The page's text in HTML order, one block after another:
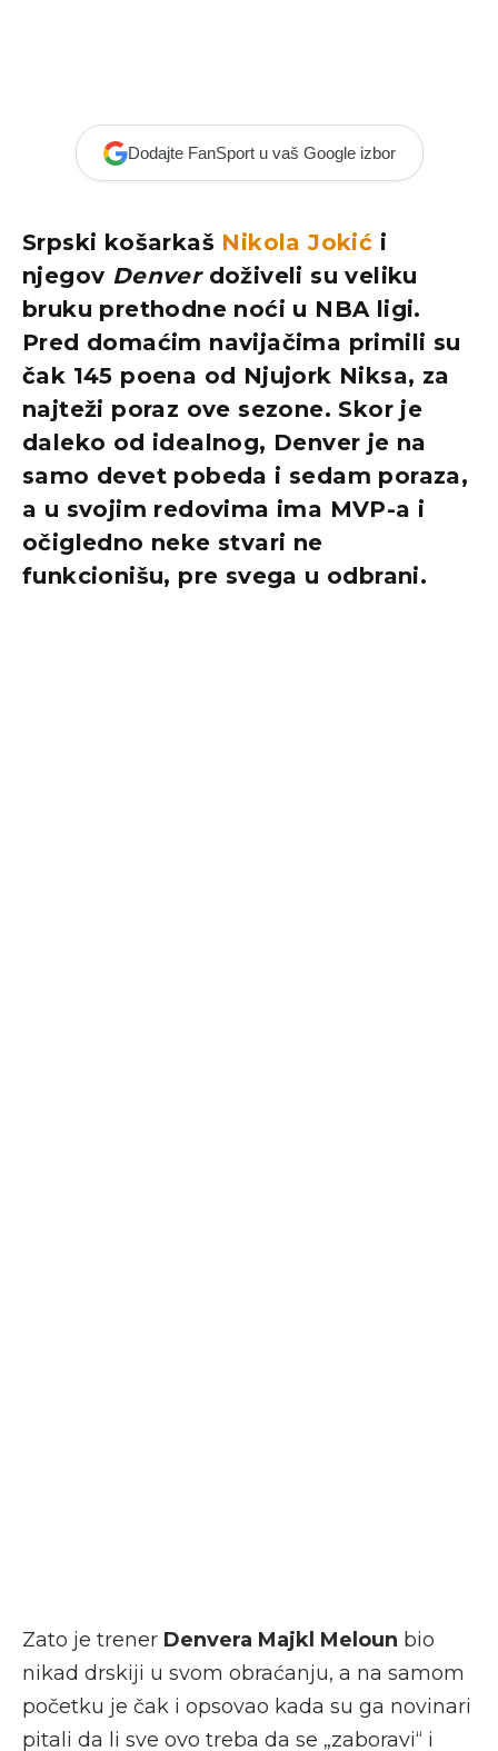
Dodajte FanSport u vaš Google izbor
Srpski košarkaš Nikola Jokić i
njegov Denverdoživeli su veliku
bruku prethodne noći u NBA ligi.
Pred domaćim navijačima primili su
čak 145 poena od Njujork Niksa, za
najteži poraz ove sezone. Skor je
daleko od idealnog, Denver je na
samo devet pobeda i sedam poraza,
a u svojim redovima ima MVP-a i
očigledno neke stvari ne
funkcionišu, pre svega u odbrani.
Zato je trener Denvera Majkl Meloun bio
nikad drskiji u svom obraćanju, a na samom
početku je čak i opsovao kada su ga novinari
pitali da li sve ovo treba da se „zaboravi“ i